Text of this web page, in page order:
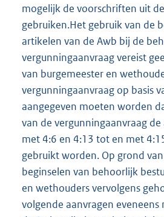
mogelijk de voorschriften uit
gebruiken.Het gebruik van de
artikelen van de Awb bij de
vergunningaanvraag vereist
van burgemeester en
vergunningaanvraag op basis
aangegeven moeten worden
van de vergunningaanvraag
met 4:6 en 4:13 tot en met
gebruikt worden. Op grond
beginselen van behoorlijk
en wethouders vervolgens
volgende aanvragen eveneens